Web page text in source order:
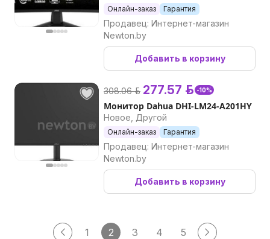
Онлайн-заказ Гарантия
Продавец: Интернет-магазин
Newton.by
Добавить в корзину
308.06 р. 277.57 р. -10%
Монитор Dahua DHI-LM24-A201HY
Новое, Другой
Онлайн-заказ Гарантия
Продавец: Интернет-магазин
Newton.by
Добавить в корзину
1 2 3 4 5